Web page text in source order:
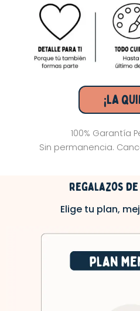
¡LA
100% Garantía
Sin permanencia.
regalazos de
Elige tu plan,